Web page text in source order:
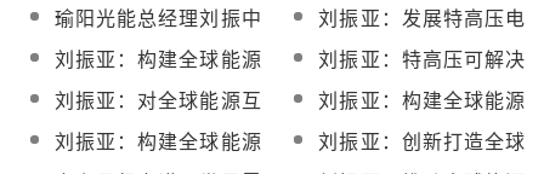
极攻关光热发电技术
并推动第三次工业革命
瑜阳光能总经理刘振中
谈2014年光热发电产业
刘振亚：发展特高压电
网 破解雾霾困局
刘振亚：构建全球能源
互联网
刘振亚：特高压可解决
不稳定新能源的输电问
题
刘振亚：对全球能源互
联网充满信心和期待
刘振亚：构建全球能源
互联网的四个重点
刘振亚：构建全球能源
刘振亚：创新打造全球